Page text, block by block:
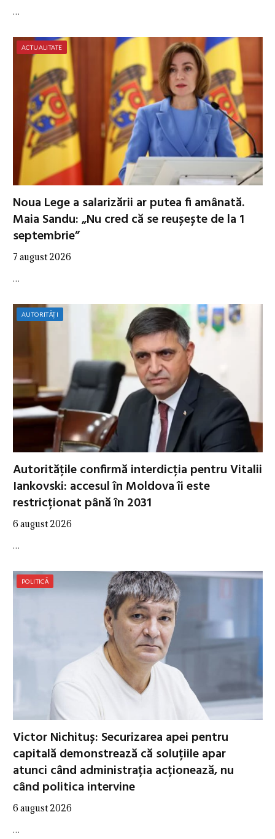
…
ACTUALITATE
Noua Lege a salarizării ar putea fi amânată.
Maia Sandu: „Nu cred că se reușește de la 1
septembrie”
7 august 2026
…
AUTORITĂȚI
Autoritățile confirmă interdicția pentru Vitalii
Iankovski: accesul în Moldova îi este
restricționat până în 2031
6 august 2026
…
POLITICĂ
Victor Nichituș: Securizarea apei pentru
capitală demonstrează că soluțiile apar
atunci când administrația acționează, nu
când politica intervine
6 august 2026
…